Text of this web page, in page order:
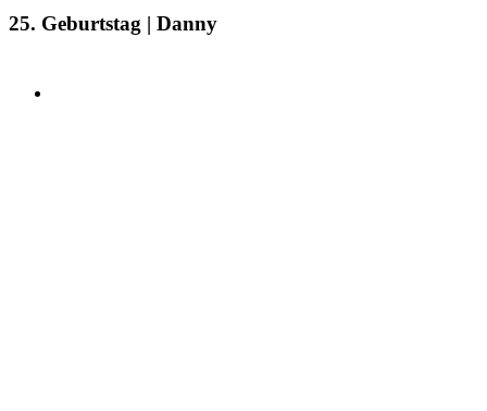
25. Geburtstag | Danny